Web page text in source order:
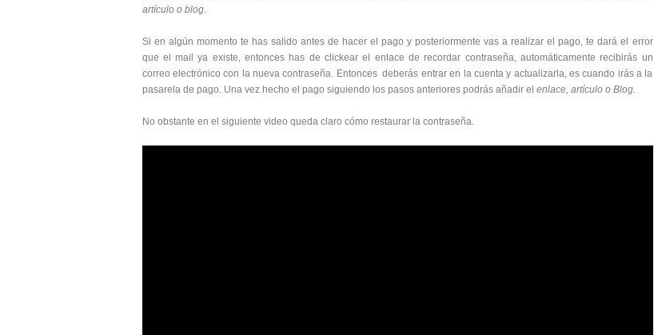
artículo o blog.
Si en algún momento te has salido antes de hacer el pago y posteriormente vas a realizar el pago, te dará el error
que el mail ya existe, entonces has de clickear el enlace de recordar contraseña, automáticamente recibirás un
correo electrónico con la nueva contraseña. Entonces deberás entrar en la cuenta y actualizarla, es cuando irás a la
pasarela de pago. Una vez hecho el pago siguiendo los pasos anteriores podrás añadir el enlace, artículo o Blog.
No obstante en el siguiente video queda claro cómo restaurar la contraseña.